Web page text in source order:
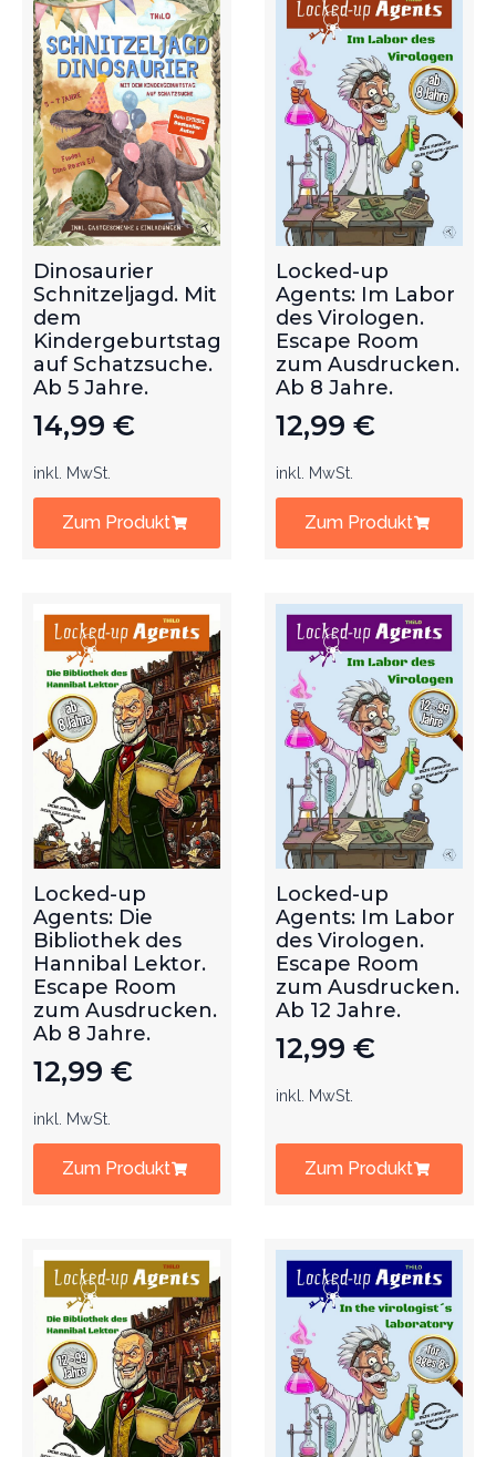
Dinosaurier
Schnitzeljagd. Mit
dem
Kindergeburtstag
auf Schatzsuche.
Ab 5 Jahre.
14,99 €
inkl. MwSt.
Zum Produkt
Locked-up
Agents: Im Labor
des Virologen.
Escape Room
zum Ausdrucken.
Ab 8 Jahre.
12,99 €
inkl. MwSt.
Zum Produkt
Locked-up
Agents: Die
Bibliothek des
Hannibal Lektor.
Escape Room
zum Ausdrucken.
Ab 8 Jahre.
12,99 €
inkl. MwSt.
Zum Produkt
Locked-up
Agents: Im Labor
des Virologen.
Escape Room
zum Ausdrucken.
Ab 12 Jahre.
12,99 €
inkl. MwSt.
Zum Produkt